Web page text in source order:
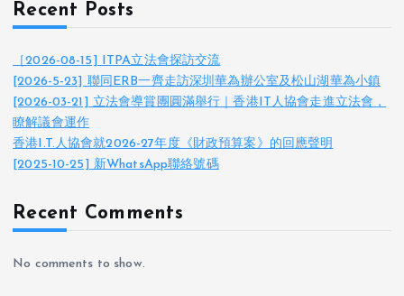
Recent Posts
［2026-08-15] ITPA立法會探訪交流
[2026-5-23] 聯同ERB一齊走訪深圳華為辦公室及松山湖華為小鎮
[2026-03-21] 立法會導賞團圓滿舉行｜香港IT人協會走進立法會，
瞭解議會運作
香港I.T.人協會就2026-27年度《財政預算案》的回應聲明
[2025-10-25] 新WhatsApp聯絡號碼
Recent Comments
No comments to show.